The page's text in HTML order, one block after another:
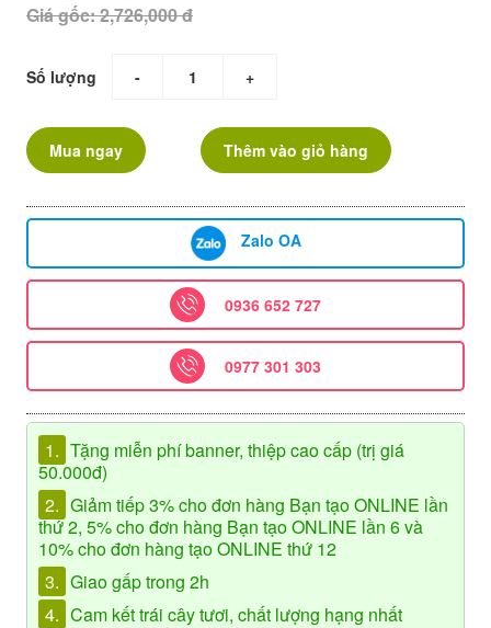
Giá gốc: 2,726,000 đ
Số lượng - +
Mua ngay Thêm vào giỏ hàng
Zalo OA
0936 652 727
0977 301 303
1. Tặng miễn phí banner, thiệp cao cấp (trị giá
50.000đ)
2. Giảm tiếp 3% cho đơn hàng Bạn tạo ONLINE lần
thứ 2, 5% cho đơn hàng Bạn tạo ONLINE lần 6 và
10% cho đơn hàng tạo ONLINE thứ 12
3. Giao gấp trong 2h
4. Cam kết trái cây tươi, chất lượng hạng nhất